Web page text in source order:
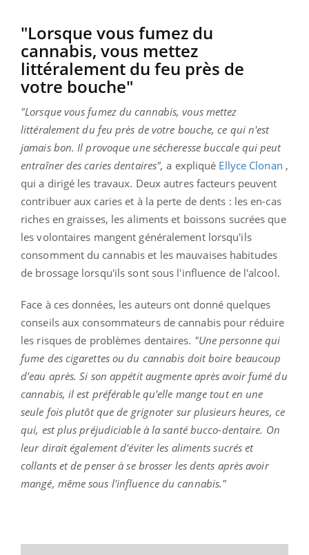
"Lorsque vous fumez du
cannabis, vous mettez
littéralement du feu près de
votre bouche"
"Lorsque vous fumez du cannabis, vous mettez
littéralement du feu près de votre bouche, ce qui n'est
jamais bon. Il provoque une sécheresse buccale qui peut
entraîner des caries dentaires", a expliqué Ellyce Clonan ,
qui a dirigé les travaux. Deux autres facteurs peuvent
contribuer aux caries et à la perte de dents : les en-cas
riches en graisses, les aliments et boissons sucrées que
les volontaires mangent généralement lorsqu'ils
consomment du cannabis et les mauvaises habitudes
de brossage lorsqu'ils sont sous l'influence de l'alcool.
Face à ces données, les auteurs ont donné quelques
conseils aux consommateurs de cannabis pour réduire
les risques de problèmes dentaires. "Une personne qui
fume des cigarettes ou du cannabis doit boire beaucoup
d'eau après. Si son appétit augmente après avoir fumé du
cannabis, il est préférable qu'elle mange tout en une
seule fois plutôt que de grignoter sur plusieurs heures, ce
qui, est plus préjudiciable à la santé bucco-dentaire. On
leur dirait également d'éviter les aliments sucrés et
collants et de penser à se brosser les dents après avoir
mangé, même sous l'influence du cannabis."